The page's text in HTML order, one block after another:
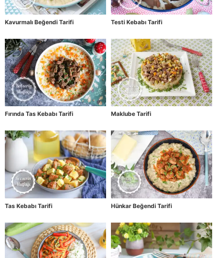
Kavurmalı Beğendi Tarifi Testi Kebabı Tarifi
Fırında Tas Kebabı Tarifi Maklube Tarifi
Tas Kebabı Tarifi Hünkar Beğendi Tarifi